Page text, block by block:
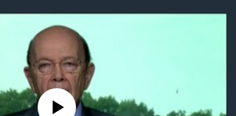
source currently available